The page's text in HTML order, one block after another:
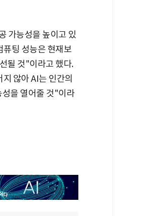
가능성을 높이고 있
팅 성능은 현재보
될 것"이라고 했다.
않아 AI는 인간의
성을 열어줄 것"이라